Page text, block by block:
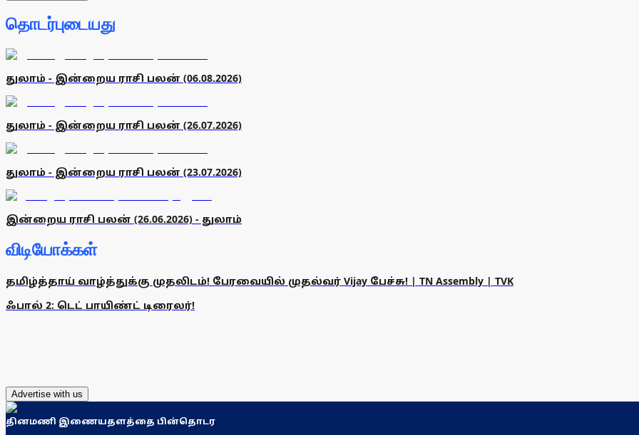
தொடர்புடையது
துலாம் - இன்றைய ராசி பலன் (06.08.2026)
துலாம் - இன்றைய ராசி பலன் (26.07.2026)
துலாம் - இன்றைய ராசி பலன் (23.07.2026)
இன்றைய ராசி பலன் (26.06.2026) - துலாம்
விடியோக்கள்
தமிழ்த்தாய் வாழ்த்துக்கு முதலிடம்! பேரவையில் முதல்வர் Vijay பேச்சு! | TN Assembly | TVK
ஃபால் 2: டெட் பாயிண்ட் டிரைலர்!
Advertise with us
தினமணி இணையதளத்தை பின்தொடர